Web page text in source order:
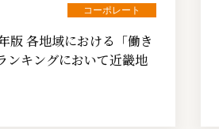
コーポレート
版 各地域における「働き
ンキングにおいて近畿地